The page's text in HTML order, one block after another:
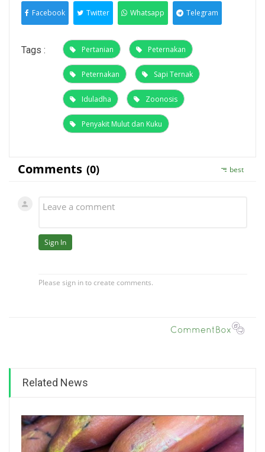
Facebook Twitter Whatsapp Telegram
Tags : Pertanian Peternakan
Peternakan Sapi Ternak
Iduladha Zoonosis
Penyakit Mulut dan Kuku
Related News